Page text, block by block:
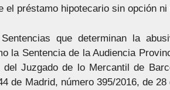
el préstamo hipotecario sin opción
que determinan la
la Sentencia de la Audiencia
del Juzgado de lo Mercantil de
de Madrid, número 395/2016, de